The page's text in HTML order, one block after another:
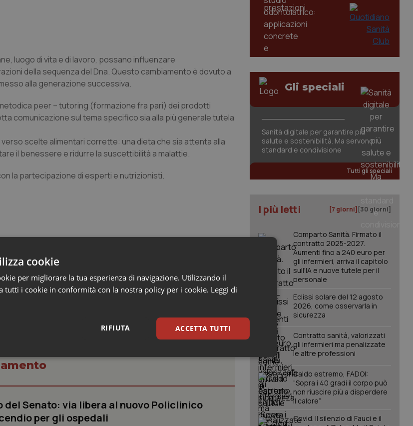
luogo di vita e di lavoro, possano influenzare
della sequenza del Dna. Questo cambiamento è dovuto a
alla generazione successiva.
peer – tutoring (formazione fra pari) dei prodotti
comunicazione sul tema specifico sia alla più generale tutela
scelte alimentari corrette: una dieta che sia attenta alla
il benessere e ridurre la suscettibilità a malattie.
la partecipazione di esperti e nutrizionisti.
ai ragazzi”, “La ristorazione scolastica”, “Le cattivi
frutta”, “Il cibo come alimento: dal valore nutrizionale al valore
ristorazione scolastica: focus su allergie ed intolleranze”.
del Senato: via libera al nuovo Policlinico
per gli ospedali
Gli speciali
Sanità digitale per garantire più
salute e sostenibilità. Ma servono
standard e condivisione
Tutti gli speciali
I più letti [7 giorni] [30 giorni]
Comparto Sanità. Firmato il
contratto 2025-2027.
Aumenti fino a 240 euro per
gli infermieri, arriva il capitolo
sull'IA e nuove tutele per il
personale
Eclissi solare del 12 agosto
2026, come osservarla in
sicurezza
Contratto sanità, valorizzati
gli infermieri ma penalizzate
le altre professioni
Caldo estremo, FADOI:
“Sopra i 40 gradi il corpo può
non riuscire più a disperdere
il calore”
Covid. Il silenzio di Fauci e il
cookie
per migliorare la tua esperienza di navigazione. Utilizzando il
tutti i cookie in conformità con la nostra policy per i cookie. Leggi di
ACCETTA TUTTI
RIFIUTA
Statistici Marketing